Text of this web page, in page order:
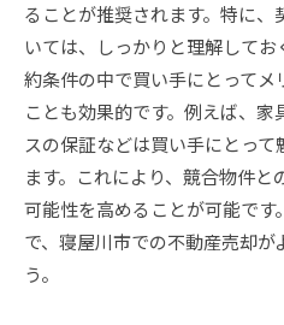
ることが推奨されます。特に
いては、しっかりと理解して
約条件の中で買い手にとってメ
ことも効果的です。例えば、
スの保証などは買い手にとっ
ます。これにより、競合物件
可能性を高めることが可能です
で、寝屋川市での不動産売却が
う。